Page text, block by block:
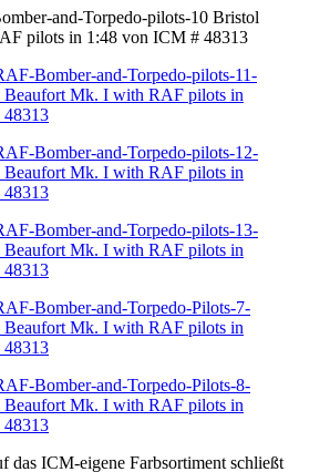
das ICM-eigene Farbsortiment schließt